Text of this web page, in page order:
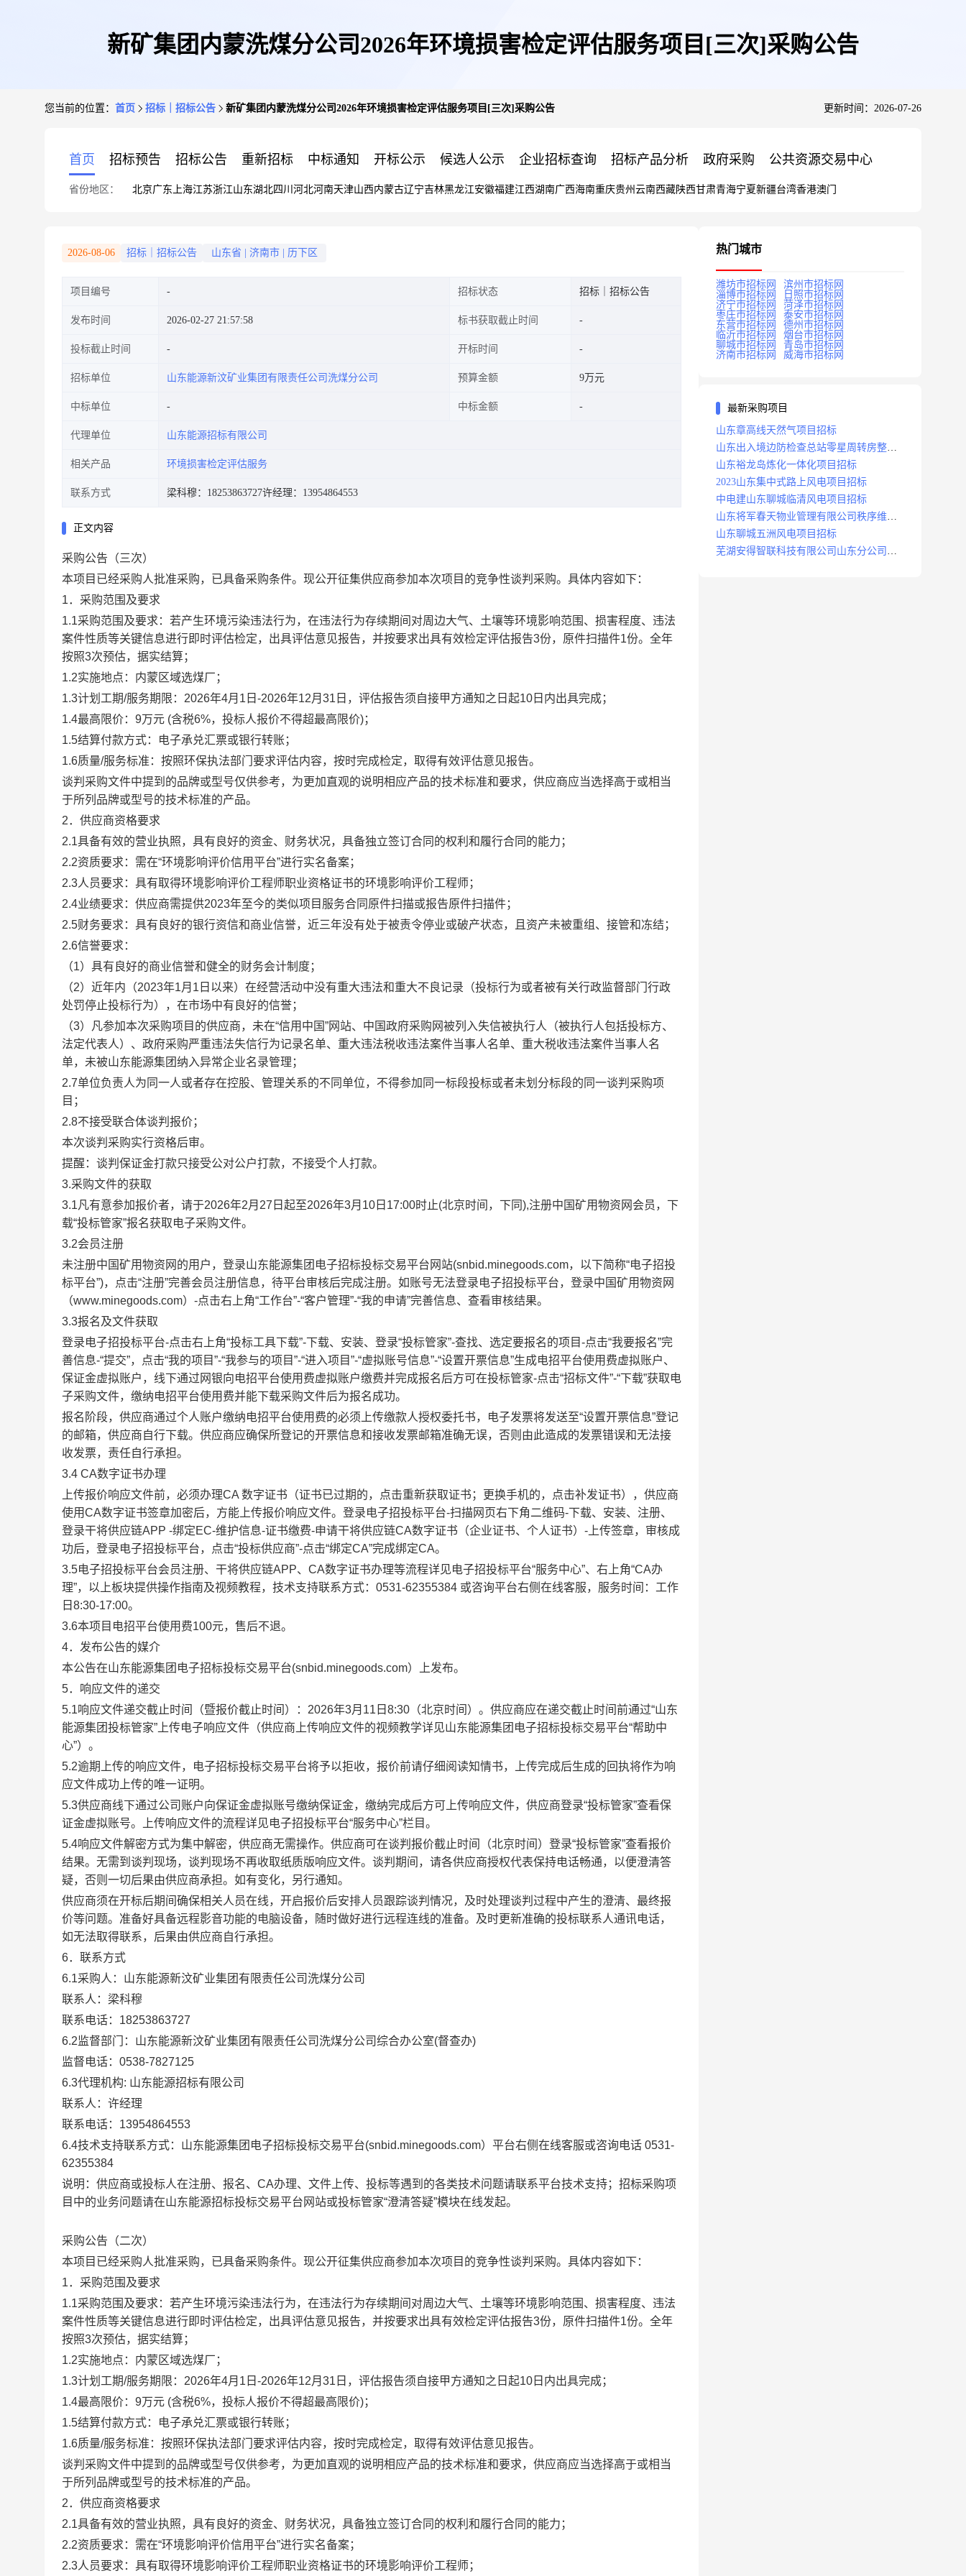
新矿集团内蒙洗煤分公司2026年环境损害检定评估服务项目[三次]采购公告
您当前的位置： 首页 招标｜招标公告 新矿集团内蒙洗煤分公司2026年环境损害检定评估服务项目[三次]采购公告 更新时间：2026-07-26
首页 招标预告 招标公告 重新招标 中标通知 开标公示 候选人公示 企业招标查询 招标产品分析 政府采购 公共资源交易中心
省份地区： 北京广东 上海江苏浙江山东湖北四川 河北河南天津山西内蒙古辽宁吉林黑龙江安徽福建江西湖南广西海南重庆贵州 云南西藏陕西甘肃青海宁夏新疆台湾香港澳门
2026-08-06 招标｜招标公告 山东省 济南市 历下区
项目编号 招标状态 招标｜招标公告
发布时间 2026-02-27 21:57:58 标书获取截止时间
投标截止时间 开标时间
招标单位 山东能源新汶矿业集团有限责任公司洗煤分公司 预算金额 9万元
中标单位 中标金额
代理单位 山东能源招标有限公司
相关产品 环境损害检定评估服务
联系方式 梁科穆：18253863727许经理：13954864553
正文内容
采购公告（三次）
本项目已经采购人批准采购，已具备采购条件。现公开征集供应商参加本次项目的竞争性谈判采购。具体内容如下：
1．采购范围及要求
1.1采购范围及要求：若产生环境污染违法行为，在违法行为存续期间对周边大气、土壤等环境影响范围、损害程度、违法
案件性质等关键信息进行即时评估检定，出具评估意见报告，并按要求出具有效检定评估报告3份，原件扫描件1份。全年
按照3次预估，据实结算；
1.2实施地点：内蒙区域选煤厂；
1.3计划工期/服务期限：2026年4月1日-2026年12月31日，评估报告须自接甲方通知之日起10日内出具完成；
1.4最高限价：9万元 (含税6%，投标人报价不得超最高限价)；
1.5结算付款方式：
电子承兑汇票或银行转账；
1.6质量/服务标准：按照环保执法部门要求评估内容，按时完成检定，取得有效评估意见报告。
谈判采购文件中提到的品牌或型号仅供参考，为更加直观的说明相应产品的技术标准和要求，供应商应当选择高于或相当
于所列品牌或型号的技术标准的产品。
2．供应商资格要求
2.1具备有效的营业执照，具有良好的资金、财务状况，具备独立签订合同的权利和履行合同的能力；
2.2资质要求：需在“环境影响评价信用平台”进行实名备案；
2.3人员要求：具有取得环境影响评价工程师职业资格证书的环境影响评价工程师；
2.4业绩要求：供应商需提供2023年至今的类似项目服务合同原件扫描或报告原件扫描件；
2.5财务要求：具有良好的银行资信和商业信誉，近三年没有处于被责令停业或破产状态，且资产未被重组、接管和冻结；
2.6信誉要求：
（1）具有良好的商业信誉和健全的财务会计制度；
（2）近年内（2023年1月1日以来）在经营活动中没有重大违法和重大不良记录（投标行为或者被有关行政监督部门行政
处罚停止投标行为），在市场中有良好的信誉；
（3）凡参加本次采购项目的供应商，未在“信用中国”网站、中国政府采购网被列入失信被执行人（被执行人包括投标方、
法定代表人）、政府采购严重违法失信行为记录名单、重大违法税收违法案件当事人名单、重大税收违法案件当事人名
单，未被山东能源集团纳入异常企业名录管理；
2.7单位负责人为同一人或者存在控股、管理关系的不同单位，不得参加同一标段投标或者未划分标段的同一谈判采购项
目；
2.8不接受联合体谈判报价；
本次谈判采购实行资格后审。
提醒：谈判保证金打款只接受公对公户打款，不接受个人打款。
3.采购文件的获取
3.1凡有意参加报价者，请于2026年2月27日起至2026年3月10日17:00时止(北京时间，下同),注册中国矿用物资网会员，下
载“投标管家”报名获取电子采购文件。
3.2会员注册
未注册中国矿用物资网的用户，登录山东能源集团电子招标投标交易平台网站(snbid.minegoods.com，以下简称“电子招投
标平台”)，点击“注册”完善会员注册信息，待平台审核后完成注册。如账号无法登录电子招投标平台，登录中国矿用物资网
（www.minegoods.com）-点击右上角“工作台”-“客户管理”-“我的申请”完善信息、查看审核结果。
3.3报名及文件获取
登录电子招投标平台-点击右上角“投标工具下载”-下载、安装、登录“投标管家”-查找、选定要报名的项目-点击“我要报名”完
善信息-“提交”，点击“我的项目”-“我参与的项目”-“进入项目”-“虚拟账号信息”-“设置开票信息”生成电招平台使用费虚拟账户、
保证金虚拟账户，线下通过网银向电招平台使用费虚拟账户缴费并完成报名后方可在投标管家-点击“招标文件”-“下载”获取电
子采购文件， 缴纳电招平台使用费并能下载采购文件后为报名成功。
报名阶段，供应商通过个人账户缴纳电招平台使用费的必须上传缴款人授权委托书，电子发票将发送至“设置开票信息”登记
的邮箱，供应商自行下载。供应商应确保所登记的开票信息和接收发票邮箱准确无误，否则由此造成的发票错误和无法接
收发票，责任自行承担。
3.4 CA数字证书办理
上传报价响应文件前，必须办理CA 数字证书（证书已过期的，点击重新获取证书；更换手机的，点击补发证书），供应商
使用CA数字证书签章加密后，方能上传报价响应文件。登录电子招投标平台-扫描网页右下角二维码-下载、安装、注册、
登录干将供应链APP -绑定EC-维护信息-证书缴费-申请干将供应链CA数字证书（企业证书、个人证书）-上传签章，审核成
功后，登录电子招投标平台，点击“投标供应商”-点击“绑定CA”完成绑定CA。
3.5电子招投标平台会员注册、干将供应链APP、CA数字证书办理等流程详见电子招投标平台“服务中心”、右上角“CA办
理”，以上板块提供操作指南及视频教程，技术支持联系方式：0531-62355384 或咨询平台右侧在线客服，服务时间：工作
日8:30-17:00。
3.6本项目电招平台使用费100元，售后不退。
4．发布公告的媒介
本公告在山东能源集团电子招标投标交易平台(snbid.minegoods.com）上发布。
5．响应文件的递交
5.1响应文件递交截止时间（暨报价截止时间）： 2026年3月11日8:30 （北京时间）。供应商应在递交截止时间前通过“山东
能源集团投标管家”上传电子响应文件（供应商上传响应文件的视频教学详见山东能源集团电子招标投标交易平台“帮助中
心”）。
5.2逾期上传的响应文件，电子招标投标交易平台将予以拒收，报价前请仔细阅读知情书，上传完成后生成的回执将作为响
应文件成功上传的唯一证明。
5.3供应商线下通过公司账户向保证金虚拟账号缴纳保证金，缴纳完成后方可上传响应文件，供应商登录“投标管家”查看保
证金虚拟账号。上传响应文件的流程详见电子招投标平台“服务中心”栏目。
5.4响应文件解密方式为集中解密，供应商无需操作。供应商可在谈判报价截止时间（北京时间）登录“投标管家”查看报价
结果。无需到谈判现场，谈判现场不再收取纸质版响应文件。谈判期间，请各供应商授权代表保持电话畅通，以便澄清答
疑，否则一切后果由供应商承担。如有变化，另行通知。
供应商须在开标后期间确保相关人员在线，开启报价后安排人员跟踪谈判情况，及时处理谈判过程中产生的澄清、最终报
价等问题。准备好具备远程影音功能的电脑设备，随时做好进行远程连线的准备。 及时更新准确的投标联系人通讯电话，
如无法取得联系，后果由供应商自行承担。
6．联系方式
6.1采购人：山东能源新汶矿业集团有限责任公司洗煤分公司
联系人：梁科穆
联系电话：18253863727
6.2监督部门：山东能源新汶矿业集团有限责任公司洗煤分公司综合办公室(督查办)
监督电话：0538-7827125
6.3代理机构: 山东能源招标有限公司
联系人：许经理
联系电话：13954864553
6.4技术支持联系方式：山东能源集团电子招标投标交易平台(snbid.minegoods.com）平台右侧在线客服或咨询电话 0531-
62355384
说明：供应商或投标人在注册、报名、CA办理、文件上传、投标等遇到的各类技术问题请联系平台技术支持；招标采购项
目中的业务问题请在山东能源招标投标交易平台网站或投标管家“澄清答疑”模块在线发起。
采购公告（二次）
本项目已经采购人批准采购，已具备采购条件。现公开征集供应商参加本次项目的竞争性谈判采购。具体内容如下：
1．采购范围及要求
1.1采购范围及要求：若产生环境污染违法行为，在违法行为存续期间对周边大气、土壤等环境影响范围、损害程度、违法
案件性质等关键信息进行即时评估检定，出具评估意见报告，并按要求出具有效检定评估报告3份，原件扫描件1份。全年
按照3次预估，据实结算；
1.2实施地点：内蒙区域选煤厂；
1.3计划工期/服务期限：2026年4月1日-2026年12月31日，评估报告须自接甲方通知之日起10日内出具完成；
1.4最高限价：9万元 (含税6%，投标人报价不得超最高限价)；
1.5结算付款方式：
电子承兑汇票或银行转账；
1.6质量/服务标准：按照环保执法部门要求评估内容，按时完成检定，取得有效评估意见报告。
谈判采购文件中提到的品牌或型号仅供参考，为更加直观的说明相应产品的技术标准和要求，供应商应当选择高于或相当
于所列品牌或型号的技术标准的产品。
2．供应商资格要求
2.1具备有效的营业执照，具有良好的资金、财务状况，具备独立签订合同的权利和履行合同的能力；
2.2资质要求：需在“环境影响评价信用平台”进行实名备案；
2.3人员要求：具有取得环境影响评价工程师职业资格证书的环境影响评价工程师；
热门城市
潍坊市招标网
滨州市招标网
淄博市招标网
日照市招标网
济宁市招标网
菏泽市招标网
枣庄市招标网
泰安市招标网
东营市招标网
德州市招标网
临沂市招标网
烟台市招标网
聊城市招标网
青岛市招标网
济南市招标网
威海市招标网
最新采购项目
山东章高线天然气项目招标
山东出入境边防检查总站零星周转房整修
项目招标中标
山东裕龙岛炼化一体化项目招标
2023山东集中式路上风电项目招标
中电建山东聊城临清风电项目招标
山东将军春天物业管理有限公司秩序维护
服务项目招标公告
山东聊城五洲风电项目招标
芜湖安得智联科技有限公司山东分公司济